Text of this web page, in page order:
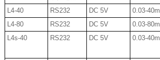
L4-40 RS232 DC 5V 0.03-40m
L4-80
RS232 DC 5V 0.03-80m
L4s-40
RS232 DC 5V 0.03-40m